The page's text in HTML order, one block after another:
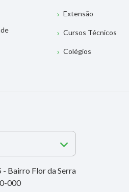
Extensão
Cursos Técnicos
Colégios
- Bairro Flor da Serra
000